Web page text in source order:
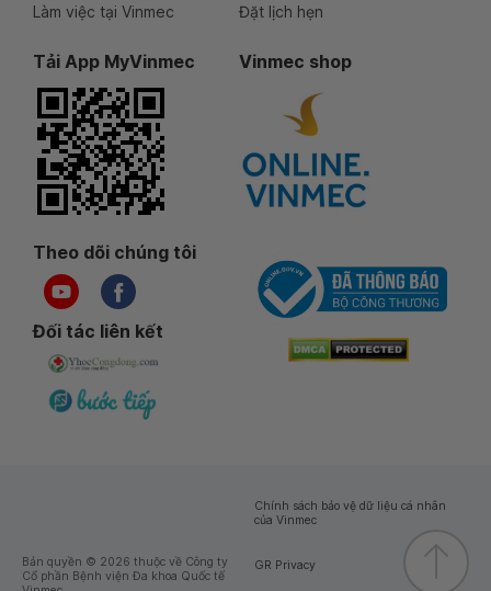
Làm việc tại Vinmec
Đặt lịch hẹn
Tải App MyVinmec Vinmec shop
Theo dõi chúng tôi
Đối tác liên kết
Bản quyền © 2026 thuộc về Công ty
Cổ phần Bệnh viện Đa khoa Quốc tế
Chính sách bảo vệ dữ liệu cá nhân
của Vinmec
GR Privacy